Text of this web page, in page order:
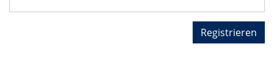
Registrieren